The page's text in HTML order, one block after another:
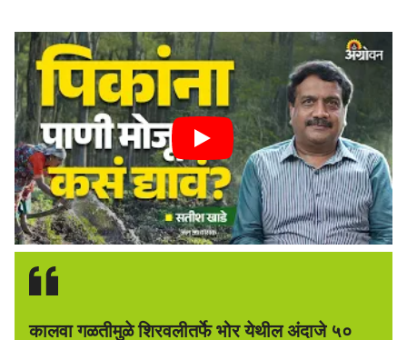
कालवा गळतीमुळे शिरवलीतर्फे भोर येथील अंदाजे ५०